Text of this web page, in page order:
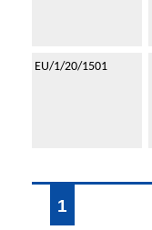
EU/1/20/1501
1